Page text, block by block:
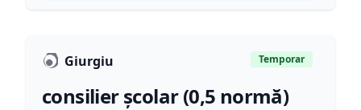
Giurgiu Temporar
consilier școlar (0,5 normă)